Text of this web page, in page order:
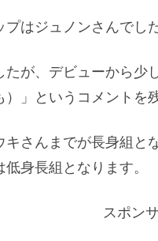
はジュノンさんでした
たが、デビューから
）」というコメントを
キさんまでが長身組
身長組となります。
スポン